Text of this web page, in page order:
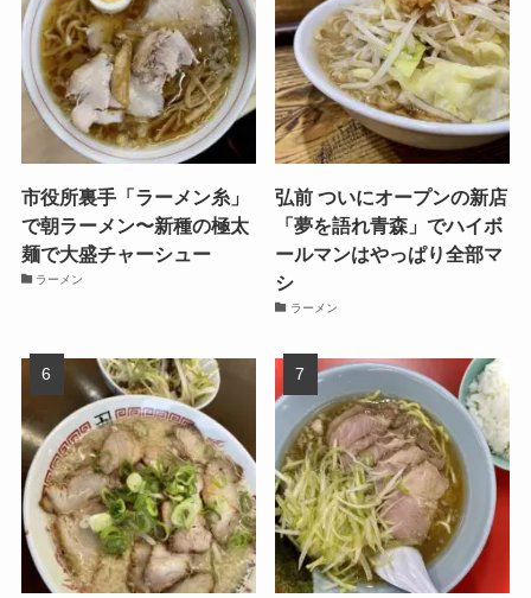
市役所裏手「ラーメン糸」
で朝ラーメン〜新種の極太
麺で大盛チャーシュー
ラーメン
弘前 ついにオープンの新店
「夢を語れ青森」でハイボ
ールマンはやっぱり全部マ
シ
ラーメン